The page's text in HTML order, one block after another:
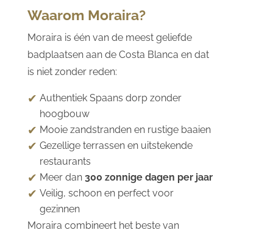
Waarom Moraira?
Moraira is één van de meest geliefde
badplaatsen aan de Costa Blanca en dat
is niet zonder reden:
Authentiek Spaans dorp zonder
hoogbouw
Mooie zandstranden en rustige baaien
Gezellige terrassen en uitstekende
restaurants
Meer dan 300 zonnige dagen per jaar
Veilig, schoon en perfect voor
gezinnen
Moraira combineert het beste van